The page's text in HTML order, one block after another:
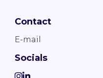
Contact
E-mail
Socials